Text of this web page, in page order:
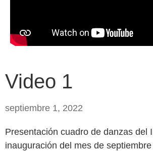
Video 1
septiembre 1, 2022
Presentación cuadro de danzas del
inauguración del mes de septiembre